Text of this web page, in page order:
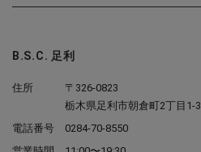
B.S.C. 足利
住所
〒326-0823
栃木県足利市朝倉町2丁目1-3
電話番号
0284-70-8550